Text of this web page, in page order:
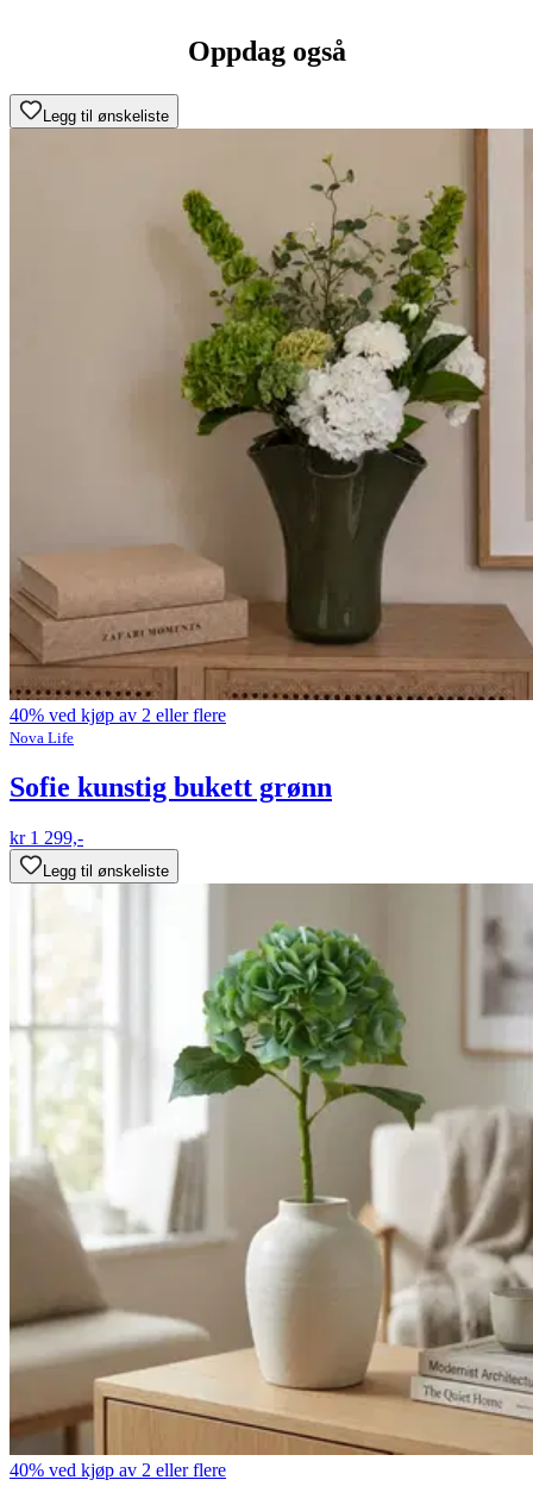
Oppdag også
Legg til ønskeliste
40% ved kjøp av 2 eller flere
Nova Life
Sofie kunstig bukett grønn
kr 1 299,-
Legg til ønskeliste
40% ved kjøp av 2 eller flere